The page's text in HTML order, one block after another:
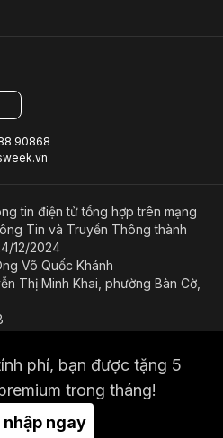
phí, bạn được tặng 5
trong tháng!
ngay
90868
tin điện tử tổng hợp trên mạng
Tin và Truyền Thông thành
12/2024
Võ Quốc Khánh
Thị Minh Khai, phường Bàn Cờ,
ty Cổ phần Beacon Asia Media